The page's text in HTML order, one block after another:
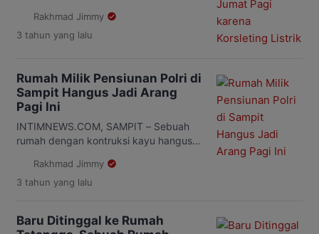
kini ditempati oleh Lilis (48) seorang diri
di Jalan Ciut Mutia 07, Kelurahan
disebut Polisi karena diduga korsleting
listrik. “Dugaan sementara
penyebabnya karena korsleting listrik,
tadi ada empat anggota Polsek
Ketapang yang berada di lokasi […]
Rakhmad Jimmy
3 tahun yang lalu
Rumah Milik Pensiunan Polri di
Sampit Hangus Jadi Arang
Pagi Ini
INTIMNEWS.COM, SAMPIT – Sebuah
rumah dengan kontruksi kayu hangus
sekitar pukul 07:45 WIB, di Jalan Cut
Mutia 07, Kelurahan Sawahan,
Jum’at, 15 September 2023. Peristiwa
Rakhmad Jimmy
3 tahun yang lalu
Baru Ditinggal ke Rumah